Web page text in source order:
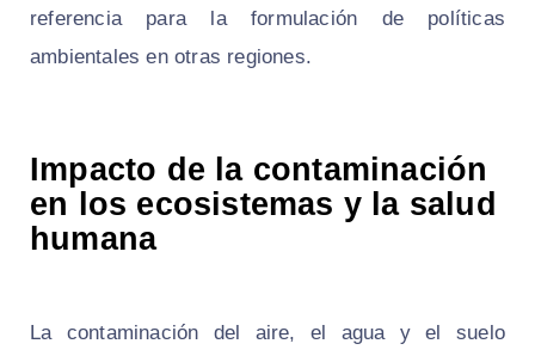
referencia para la formulación de políticas
ambientales en otras regiones.
Impacto de la contaminación
en los ecosistemas y la salud
humana
La contaminación del aire, el agua y el suelo